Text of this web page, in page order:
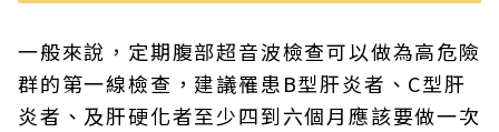
一般來說，定期腹部超音波檢查可以做為高危險
群的第一線檢查，建議罹患B型肝炎者、C型肝
炎者、及肝硬化者至少四到六個月應該要做一次